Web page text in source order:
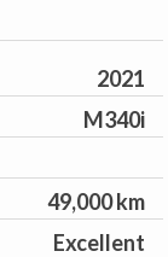
2021
M340i
49,000 km
Excellent